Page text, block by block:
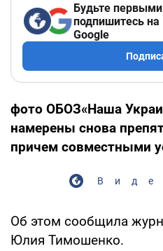
Будьте первыми
подпишитесь на
Google
фото ОБОЗ«Наша
намерены снова
причем совместными
Об этом сообщила
Юлия Тимошенко.